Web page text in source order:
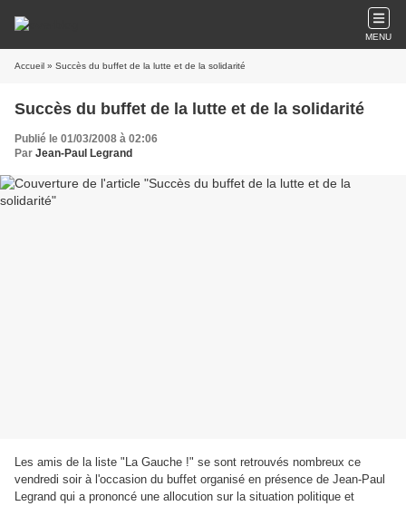
MENU
Accueil » Succès du buffet de la lutte et de la solidarité
Succès du buffet de la lutte et de la solidarité
Publié le 01/03/2008 à 02:06
Par Jean-Paul Legrand
Les amis de la liste "La Gauche !" se sont retrouvés nombreux ce
vendredi soir à l'occasion du buffet organisé en présence de Jean-Paul
Legrand qui a prononcé une allocution sur la situation politique et